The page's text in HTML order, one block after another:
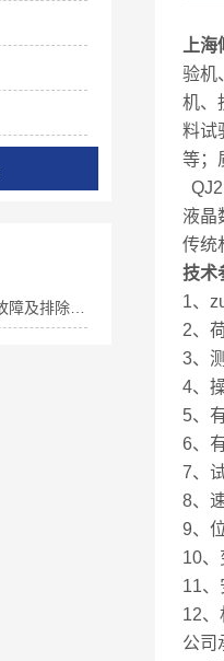
上
验机
机、
料试
等；
液晶
传统
技术
1、
2、
3、
4、
5、
6、
7、
8、
9、
10
11、
12、
公司
电子拉力试验机的常见故障及排除方法